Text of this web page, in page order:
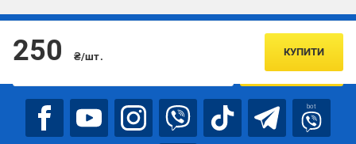
250 ₴/шт. КУПИТИ
Підписуйтесь, щоб дізнаватись першим про акції та пропозиції
ПІДПИСАТИСЯ
bot